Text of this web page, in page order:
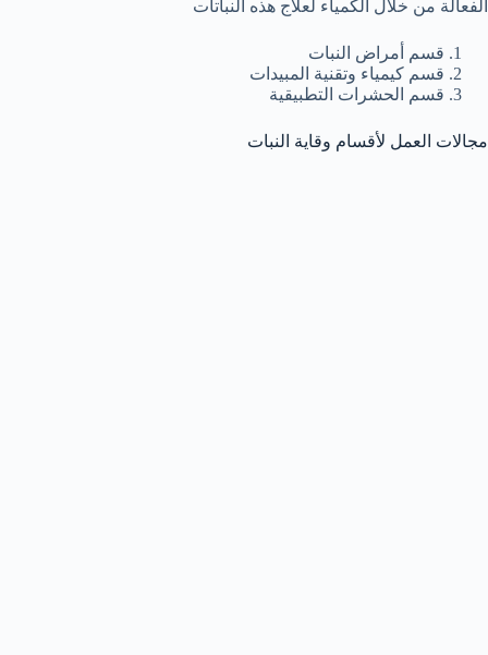
الفعالة من خلال الكمياء لعلاج هذه النباتات
قسم أمراض النبات
قسم كيمياء وتقنية المبيدات
قسم الحشرات التطبيقية
مجالات العمل لأقسام وقاية النبات